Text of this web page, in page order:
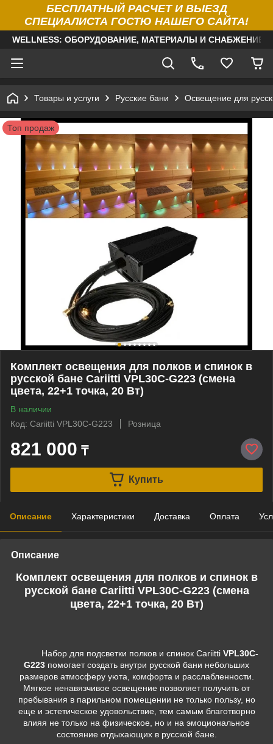
БЕСПЛАТНЫЙ РАСЧЕТ И ВЫЕЗД
СПЕЦИАЛИСТА ГОСТЮ НАШЕГО САЙТА!
WELLNESS: ОБОРУДОВАНИЕ, МАТЕРИАЛЫ И
Товары и услуги Русские бани Освещение для
Топ продаж
Комплект освещения для полков и спинок в
русской бане Cariitti VPL30C-G223 (смена
цвета, 22+1 точка, 20 Вт)
В наличии
Код: Cariitti VPL30C-G223
Розница
821 000 ₸
Купить
Описание Характеристики Доставка Оплата
Описание
Комплект освещения для полков и спинок в
русской бане Cariitti VPL30C-G223 (смена
цвета, 22+1 точка, 20 Вт)
Набор для подсветки полков и спинок Cariitti VPL30C-
G223 помогает создать внутри русской бани небольших
размеров атмосферу уюта, комфорта и расслабленности.
Мягкое ненавязчивое освещение позволяет получить от
пребывания в парильном помещении не только пользу, но
еще и эстетическое удовольствие, тем самым благотворно
влияя не только на физическое, но и на эмоциональное
состояние отдыхающих в русской бане.